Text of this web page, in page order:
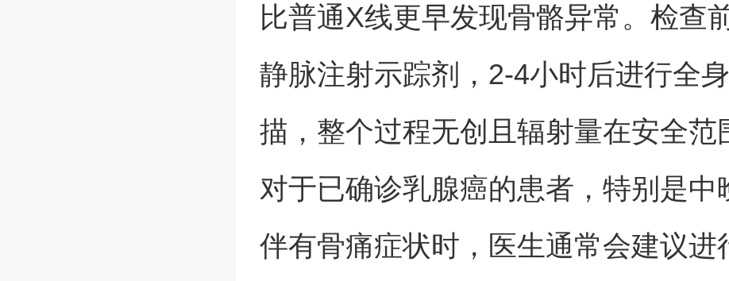
比普通X线更早发现骨骼异常。检查
静脉注射示踪剂，2-4小时后进行全
描，整个过程无创且辐射量在安全范
对于已确诊乳腺癌的患者，特别是中
伴有骨痛症状时，医生通常会建议进